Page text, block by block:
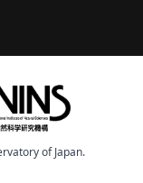
of Japan.